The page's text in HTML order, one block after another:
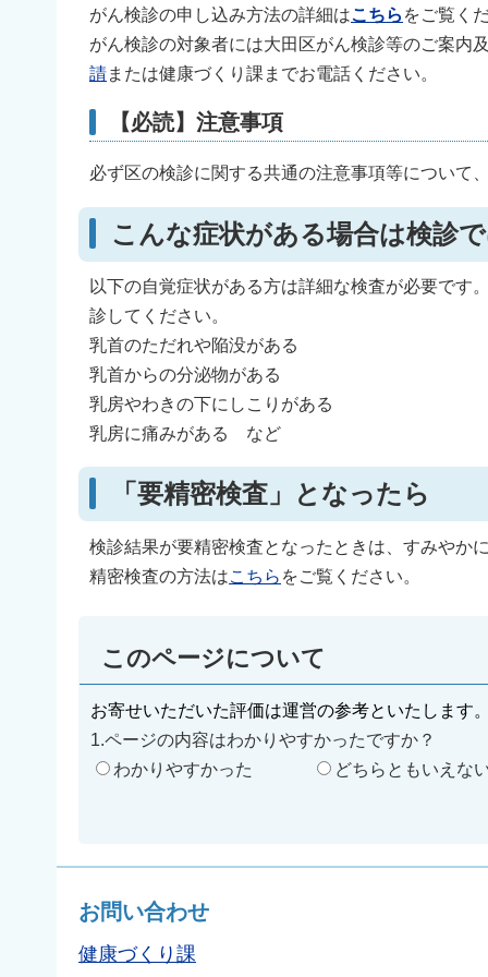
がん検診の申し込み方法の詳細はこちら をご覧く
がん検診の対象者には大田区がん検診等のご案内
請または健康づくり課までお電話ください。
【必読】注意事項
必ず区の検診に関する共通の注意事項等について
こんな症状がある場合は検診
以下の自覚症状がある方は詳細な検査が必要です
診してください。
乳首のただれや陥没がある
乳首からの分泌物がある
乳房やわきの下にしこりがある
乳房に痛みがある など
「要精密検査」となったら
検診結果が要精密検査となったときは、すみやか
精密検査の方法はこちら をご覧ください。
このページについて
お寄せいただいた評価は運営の参考といたします
1.ページの内容はわかりやすかったですか？
わかりやすかった
どちらともいえな
お問い合わせ
健康づくり課